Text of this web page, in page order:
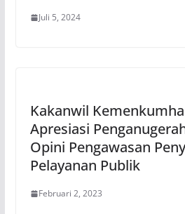
Juli 5, 2024
Kakanwil
Apresiasi
Opini Pengawasan
Pelayanan Publik
Februari 2, 2023